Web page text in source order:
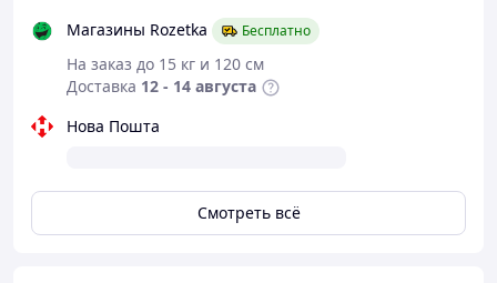
Высококачественное алмазное напыление
устойчиво к истиранию, поэтому инструмент
сохраняет свои профессиональные свойства даже
после длительных месяцев интенсивного
*Внимание! Благодаря магнитной основе, точилка
Эта компактная точилка станет незаменимым
инструментом для тех, кто ценит идеальную работу
Магазины Rozetka
Бесплатно
На заказ до 15 кг и 120 см
Доставка 12 - 14 августа
Нова Пошта
Смотреть всё